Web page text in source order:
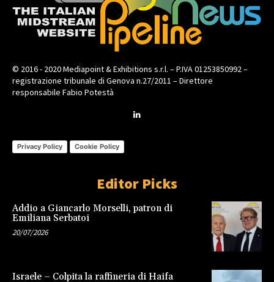
© 2016 - 2020 Mediapoint & Exhibitions s.r.l. – P.IVA 01253850992 –
registrazione tribunale di Genova n.27/2011 – Direttore
responsabile Fabio Potestà
Privacy Policy Cookie Policy
Editor Picks
Addio a Giancarlo Morselli, patron di
Emiliana Serbatoi
20/07/2026
Israele – Colpita la raffineria di Haifa